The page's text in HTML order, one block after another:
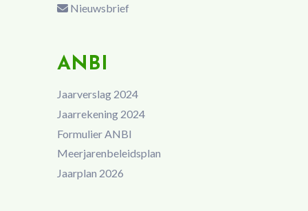
Nieuwsbrief
ANBI
Jaarverslag 2024
Jaarrekening 2024
Formulier ANBI
Meerjarenbeleidsplan
Jaarplan 2026